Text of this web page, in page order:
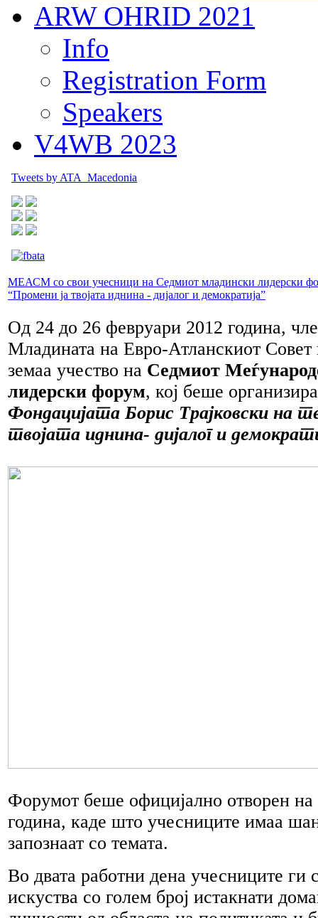
ARW OHRID 2021
Info
Registration Form
Speakers
V4WB 2023
Tweets by ATA_Macedonia
МЕАСМ со свои учесници на Седмиот младински лидерски
“Промени ја твојата иднина - дијалог и демократија”
Од 24 до 26 февруари 2012 година,
Младината на Евро-Атланскиот Совет
земаа учество на Седмиот
лидерски форум, кој беше
Фондацијата Борис Трајковски на
твојата иднина- дијалог и
Форумот беше официјално отворен
година, каде што учесниците имаа
запознаат со темата.
Во двата работни дена учесниците ги
искуства со голем број истакнати